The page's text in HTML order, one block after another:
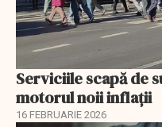
Serviciile scapă de
motorul noii inflații
16 FEBRUARIE 2026